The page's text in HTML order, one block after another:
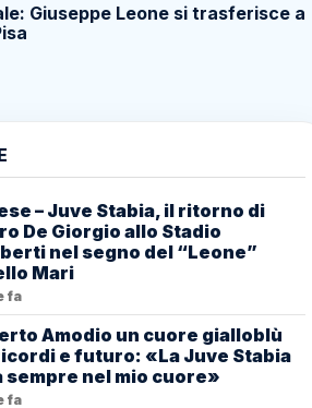
Giuseppe Leone si trasferisce a
– Juve Stabia, il ritorno di
De Giorgio allo Stadio
nel segno del “Leone”
Mari
fa
Amodio un cuore gialloblù
e futuro: «La Juve Stabia
sempre nel mio cuore»
fa